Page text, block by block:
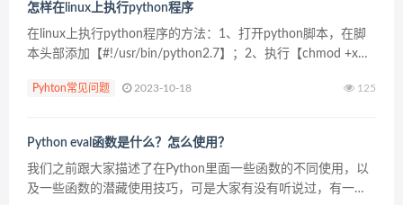
怎样在linux上执行python程序
在linux上执行python程序的方法：1、打开python脚本，在脚
本头部添加【#!/usr/bin/python2.7】；2、执行【chmod +x
Pyhton常见问题 2023-10-18 125
Python eval函数是什么？怎么使用？
我们之前跟大家描述了在Python里面一些函数的不同使用，以
及一些函数的潜藏使用技巧，可是大家有没有听说过，有一个